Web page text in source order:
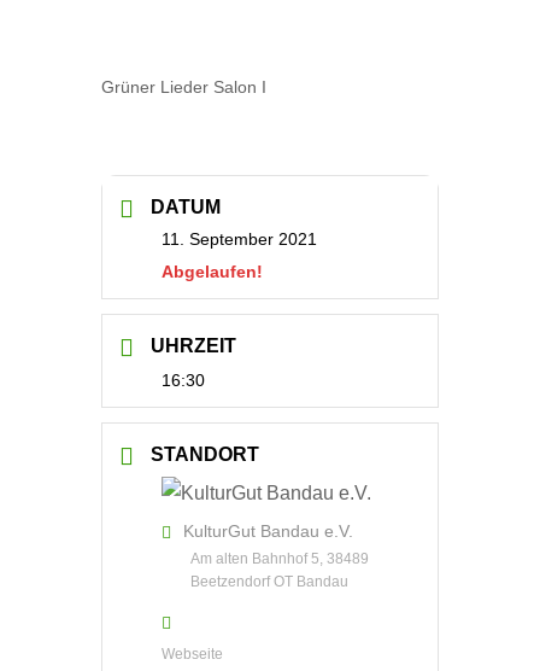
Grüner Lieder Salon I
DATUM
11. September 2021
Abgelaufen!
UHRZEIT
16:30
STANDORT
KulturGut Bandau e.V.
Am alten Bahnhof 5, 38489
Beetzendorf OT Bandau
Webseite